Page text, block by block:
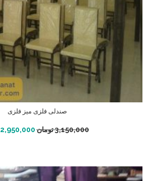
صندلی فلزی میز فلزی
3,150,000تومان 2,950,000
افزودن به سبد خرید